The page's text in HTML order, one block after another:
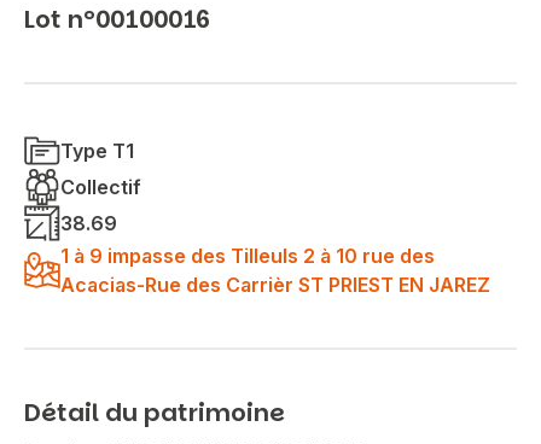
Lot n°00100016
Type T1
Collectif
38.69
1 à 9 impasse des Tilleuls 2 à 10 rue des
Acacias-Rue des Carrièr ST PRIEST EN JAREZ
Détail du patrimoine